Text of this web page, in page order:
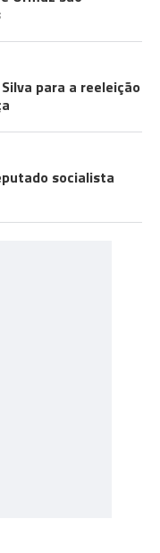
para a reeleição
socialista